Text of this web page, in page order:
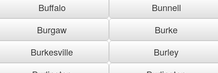
Buffalo
Bunnell
Burgaw
Burke
Burkesville
Burley